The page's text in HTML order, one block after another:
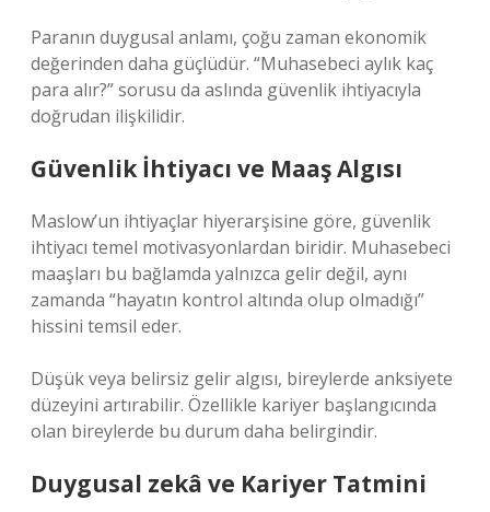
Paranın duygusal anlamı, çoğu zaman ekonomik
değerinden daha güçlüdür. “Muhasebeci aylık kaç
para alır?” sorusu da aslında güvenlik ihtiyacıyla
doğrudan ilişkilidir.
Güvenlik İhtiyacı ve Maaş Algısı
Maslow’un ihtiyaçlar hiyerarşisine göre, güvenlik
ihtiyacı temel motivasyonlardan biridir. Muhasebeci
maaşları bu bağlamda yalnızca gelir değil, aynı
zamanda “hayatın kontrol altında olup olmadığı”
hissini temsil eder.
Düşük veya belirsiz gelir algısı, bireylerde anksiyete
düzeyini artırabilir. Özellikle kariyer başlangıcında
olan bireylerde bu durum daha belirgindir.
Duygusal zekâ ve Kariyer Tatmini